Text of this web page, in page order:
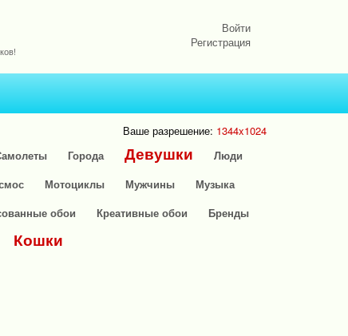
Войти
Регистрация
Ваше разрешение: 1344x1024
Города Девушки
Люди
Мотоциклы Мужчины
Музыка
обои Креативные обои Бренды
Кошки